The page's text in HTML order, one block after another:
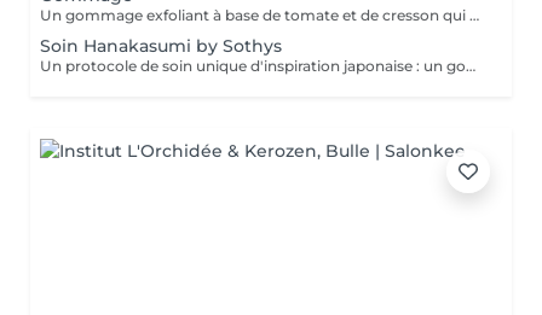
Un gommage exfoliant à base de tomate et de cresson qui élimine les cellules morte de la peau, laissant votre peau douce, lisse, soyeuse et revitalisée. Idéal pour préparer la peau à d'autre traitements ou pour une sensation de fraîcheur renouvelée. Idéal avant les vacances au soleil et au retour pour préparer la peau au soleil ainsi que pour préserver un bronzage sublime. Peut se combiner au massage relaxant pour hydrater, nourrir et assouplir la peau en profondeur.
Soin Hanakasumi by Sothys
Un protocole de soin unique d'inspiration japonaise : un gommage à base de poudre de riz et d'enzymes pour une exfoliation douce qui débarrasse des cellules mortes. Vous bénéficierez d'un massage spécifique des pieds pendant 20 minutes lorsque le gommage aura été appliqué sur le corps et l'exfoliation se terminera au gants. Massage spécifique de tout le corps au beurre de Karité pour un rituel ressourçant et nourrissant aux notes aériennes de fleur de lotus et cerisier.